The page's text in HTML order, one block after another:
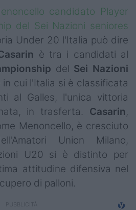
candidato Player
del Sei Nazioni seniores
Under 20 l'Italia può dire
è tra i candidati al
del Sei Nazioni
in cui l'Italia si è classificata
al Galles, l'unica vittoria
in trasferta. Casarin,
Menoncello, è cresciuto
Union Milano,
U20 si è distinto per
attitudine difensiva nel
di palloni.